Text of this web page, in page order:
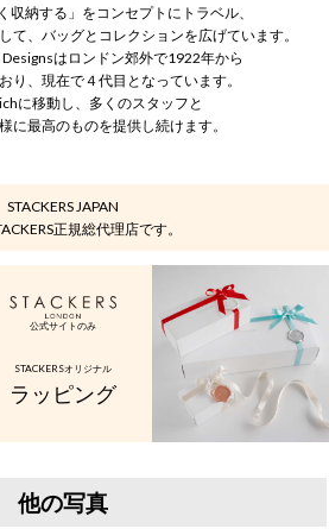
収納する」をコンセプトにトラベル、
て、バッグとコレクションを広げています。
はロンドン郊外で1922年から
り、現在で４代目となっています。
に移動し、多くのスタッフと
に最高のものを提供し続けます。
STACKERS JAPAN
正規総代理店です。
公式サイトのみ
STACKERSオリジナル
ラッピング
他の写真